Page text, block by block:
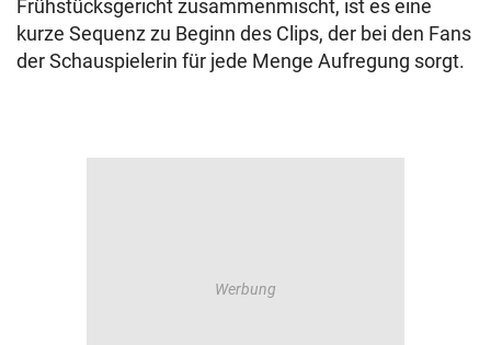
Frühstücksgericht zusammenmischt, ist es eine
kurze Sequenz zu Beginn des Clips, der bei den Fans
der Schauspielerin für jede Menge Aufregung sorgt.